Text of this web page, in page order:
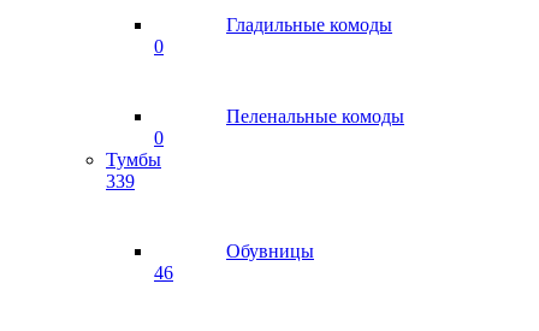
Гладильные комоды
0
Пеленальные комоды
0
Тумбы
339
Обувницы
46